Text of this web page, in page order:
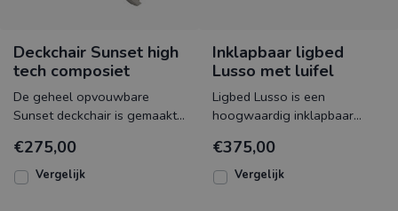
Deckchair Sunset high
tech composiet
De geheel opvouwbare
Sunset deckchair is gemaakt
composiet gecombineerd me
€275,00
Vergelijk
Inklapbaar ligbed
Lusso met luifel
Ligbed Lusso is een
hoogwaardig inklapbaar
geproduceerd in Italië. Dit
volwaardige
€375,00
Vergelijk